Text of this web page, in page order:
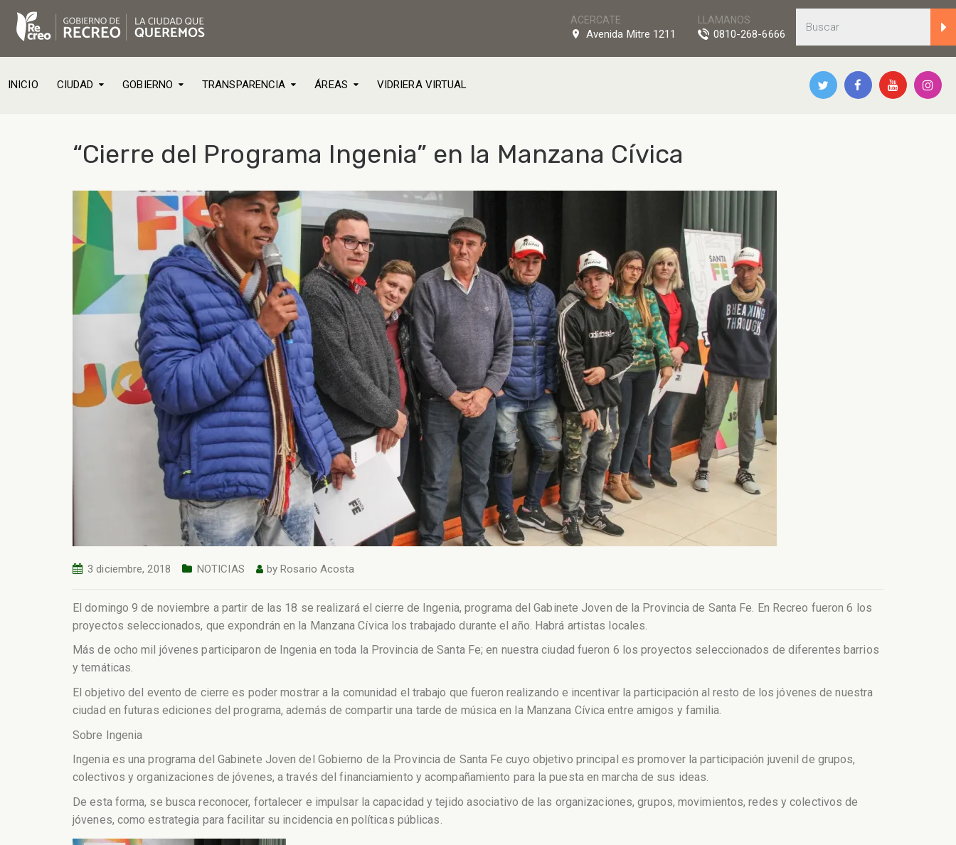
LLAMANOS
0810-268-6666
ACERCATE
Avenida Mitre 1211
INICIO CIUDAD GOBIERNO TRANSPARENCIA ÁREAS VIDRIERA VIRTUAL
“Cierre del Programa Ingenia” en la Manzana Cívica
3 diciembre, 2018 NOTICIAS byRosario Acosta
El domingo 9 de noviembre a partir de las 18 se realizará el cierre de Ingenia, programa del Gabinete Joven de la Provincia de Santa Fe. En Recreo fueron 6 los
proyectos seleccionados, que expondrán en la Manzana Cívica los trabajado durante el año. Habrá artistas locales.
Más de ocho mil jóvenes participaron de Ingenia en toda la Provincia de Santa Fe; en nuestra ciudad fueron 6 los proyectos seleccionados de diferentes barrios
y temáticas.
El objetivo del evento de cierre es poder mostrar a la comunidad el trabajo que fueron realizando e incentivar la participación al resto de los jóvenes de nuestra
ciudad en futuras ediciones del programa, además de compartir una tarde de música en la Manzana Cívica entre amigos y familia.
Sobre Ingenia
Ingenia es una programa del Gabinete Joven del Gobierno de la Provincia de Santa Fe cuyo objetivo principal es promover la participación juvenil de grupos,
colectivos y organizaciones de jóvenes, a través del financiamiento y acompañamiento para la puesta en marcha de sus ideas.
De esta forma, se busca reconocer, fortalecer e impulsar la capacidad y tejido asociativo de las organizaciones, grupos, movimientos, redes y colectivos de
jóvenes, como estrategia para facilitar su incidencia en políticas públicas.